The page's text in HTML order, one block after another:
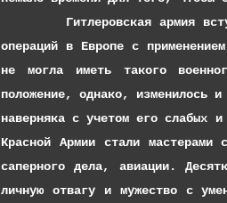
Гитлеровская армия
операций в Европе с
не могла иметь такого
положение, однако, изменилось
наверняка с учетом его слабых
Красной Армии стали
саперного дела, авиации.
личную отвагу и мужество с